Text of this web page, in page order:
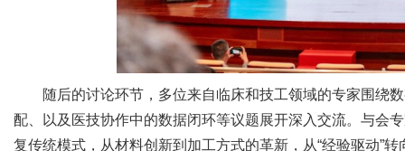
随后的讨论环节，多位来自临床和技工领域的专家围绕
配、以及医技协作中的数据闭环等议题展开深入交流。与会
复传统模式，从材料创新到加工方式的革新，从“经验驱动”转